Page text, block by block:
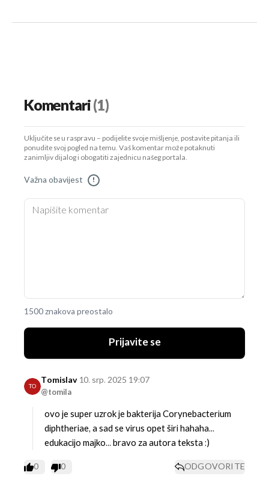
Komentari(1)
Uključite se u raspravu – podijelite svoje mišljenje, postavite pitanja ili
ponudite svoj pogled na temu. Vaš komentar može potaknuti
zanimljiv dijalog i obogatiti zajednicu našeg portala.
Važna obavijest !
1500 znakova preostalo
Prijavite se
TO
Tomislav
@tomila
10. srp. 2025 19:07
ovo je super uzrok je bakterija Corynebacterium
diphtheriae, a sad se virus opet širi hahaha...
edukacijo majko... bravo za autora teksta :)
0 0 ODGOVORITE